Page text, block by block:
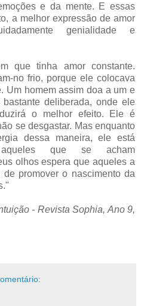
e da mente. E essas
a melhor expressão de amor
genialidade e
que tinha amor constante.
no frio, porque ele colocava
Um homem assim doa a um e
deliberada, onde ele
o melhor efeito. Ele é
se desgastar. Mas enquanto
dessa maneira, ele está
aqueles que se acham
olhos espera que aqueles a
promover o nascimento da
- Revista Sophia, Ano 9,